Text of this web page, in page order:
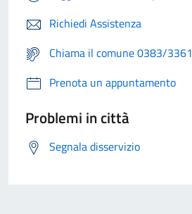
Richiedi Assistenza
Chiama il comune 0383/3361
Prenota un appuntamento
Problemi in città
Segnala disservizio